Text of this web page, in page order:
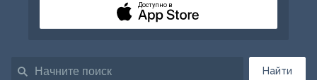
Найти
Доступно в